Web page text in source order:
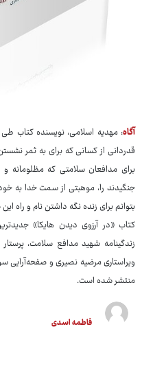
آگاه: مهدیه اسلامی، نویسنده کتاب طی
قدردانی از کسانی که برای به ثمر
برای مدافعان سلامتی که مظلومانه
جنگیدند را، موهبتی از سمت خدا به
بتوانم برای زنده نگه داشتن نام و راه
کتاب «در آرزوی دیدن هایکا»
ویراستاری مرضیه نصیری و صفحه‌آرایی
منتشر شده است.
فاطمه اسدی